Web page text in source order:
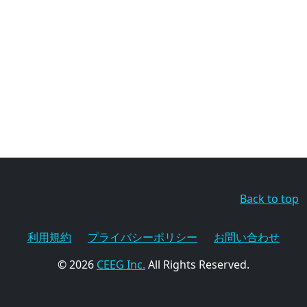
Back to top
利用規約 プライバシーポリシー
お問い合わせ
© 2026 CEEG Inc. All Rights Reserved.